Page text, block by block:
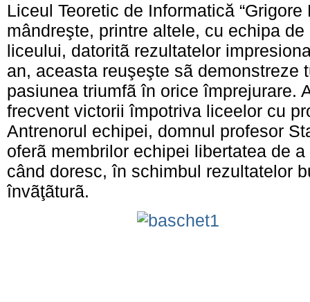
Liceul Teoretic de Informatică “Grigore
mândreşte, printre altele, cu echipa de
liceului, datoritã rezultatelor
an, aceasta reuşeşte sã demonstreze
pasiunea triumfã în orice împrejurare.
frecvent victorii împotriva liceelor cu
Antrenorul echipei, domnul profesor
oferã membrilor echipei libertatea de
când doresc, în schimbul rezultatelor
învãţãturã.